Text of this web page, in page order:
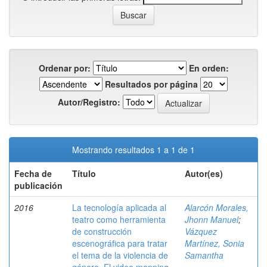
Ordenar por:
En orden:
Resultados por página
Autor/Registro:
Mostrando resultados 1 a 1 de 1
Fecha de
publicación
Título Autor(es)
2016
La tecnología aplicada al
teatro como herramienta
de construcción
escenográfica para tratar
el tema de la violencia de
Alarcón Morales,
Jhonn Manuel;
Vázquez
Martínez, Sonia
Samantha